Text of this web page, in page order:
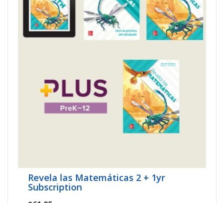
Revela las Matemáticas 2 + 1yr
Subscription